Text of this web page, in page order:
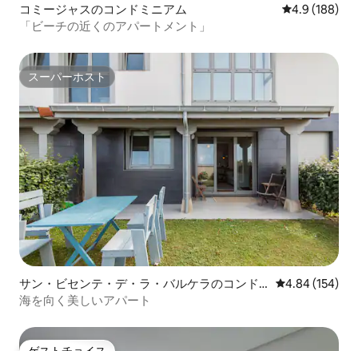
コミージャスのコンドミニアム レビュー188
4.9 (188)
「ビーチの近くのアパートメント」
スーパーホスト
スーパーホスト
サン・ビセンテ・デ・ラ・バルケラのコンド
ミニアム
レビュー154
4.84 (154)
海を向く美しいアパート